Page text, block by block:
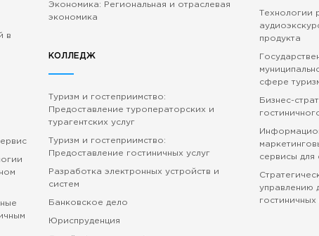
в
Экономика: Региональная и отраслевая
экономика
КОЛЛЕДЖ
Туризм и гостеприимство:
Предоставление туроператорских и
турагентских услуг
Туризм и гостеприимство:
Предоставление гостиничных услуг
Разработка электронных устройств и
систем
Банковское дело
Юриспруденция
Технологии
продукта
сфере
Бизнес-
сервисы для
управлению
гостиничных